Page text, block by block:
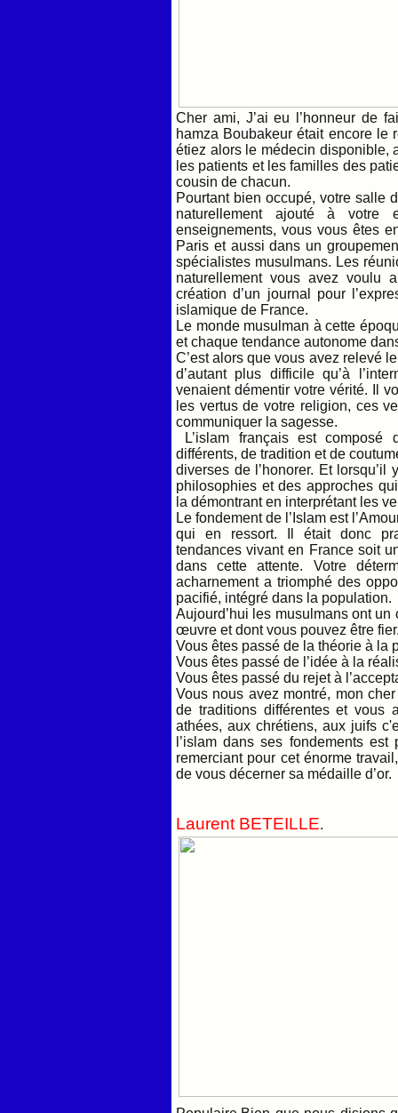
Cher ami, J’ai eu l’honneur de
hamza Boubakeur était encore le
étiez alors le médecin disponible,
les patients et les familles des
cousin de chacun.
Pourtant bien occupé, votre salle
naturellement ajouté à
enseignements, vous vous êtes
Paris et aussi dans un
spécialistes musulmans. Les
naturellement vous avez voulu
création d’un journal pour
islamique de France.
Le monde musulman à cette
et chaque tendance autonome
C’est alors que vous avez relevé
d’autant plus difficile qu’à
venaient démentir votre vérité. Il
les vertus de votre religion, ces
communiquer la sagesse.
L’islam français est composé
différents, de tradition et de
diverses de l’honorer. Et
philosophies et des approches
la démontrant en interprétant les
Le fondement de l’Islam est
qui en ressort. Il était donc
tendances vivant en France soit
dans cette attente. Votre
acharnement a triomphé des
pacifié, intégré dans la population.
Aujourd’hui les musulmans ont
œuvre et dont vous pouvez être
Vous êtes passé de la théorie à la
Vous êtes passé de l’idée à la
Vous êtes passé du rejet à
Vous nous avez montré, mon
de traditions différentes et vous
athées, aux chrétiens, aux juifs
l’islam dans ses fondements
remerciant pour cet énorme
de vous décerner sa médaille d’or.
Laurent BETEILLE.